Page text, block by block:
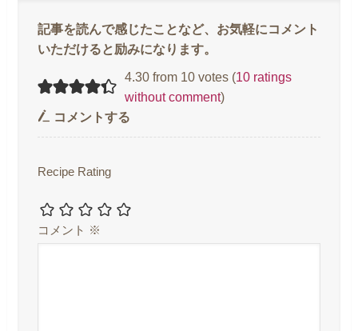
4.30 from 10 votes (10 ratings
without comment)
コメントする
Recipe Rating
コメント ※